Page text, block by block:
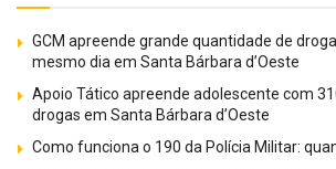
GCM apreende grande quantidade de
mesmo dia em Santa Bárbara d’Oeste
Apoio Tático apreende adolescente com
drogas em Santa Bárbara d’Oeste
Como funciona o 190 da Polícia Militar: